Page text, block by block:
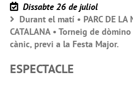
Dissabte 26 de juliol
Durant el matí • PARC DE LA
CATALANA • Torneig de
cànic, previ a la Festa Major.
ESPECTACLE